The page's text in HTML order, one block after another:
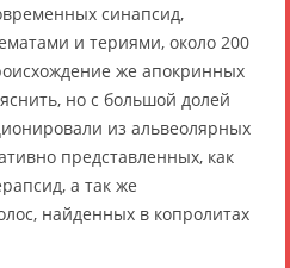
синапсид,
и териями, около 200
же апокринных
но с большой долей
из альвеолярных
представленных, как
а так же
найденных в копролитах